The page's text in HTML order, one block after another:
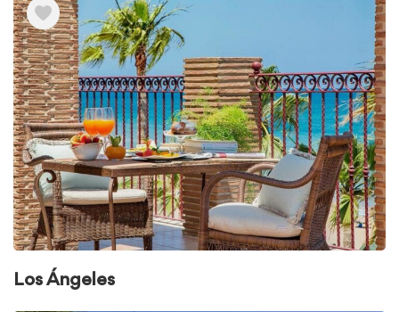
Los Ángeles